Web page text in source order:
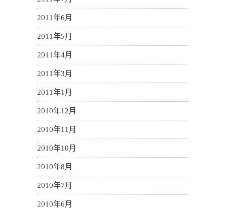
2011年6月
2011年5月
2011年4月
2011年3月
2011年1月
2010年12月
2010年11月
2010年10月
2010年8月
2010年7月
2010年6月